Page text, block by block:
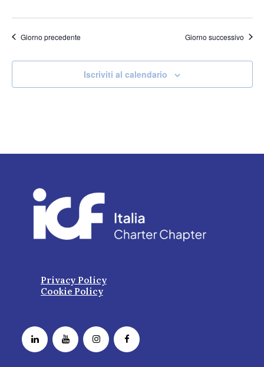
Giorno precedente Giorno successivo
Iscriviti al calendario
Privacy Policy
Cookie Policy